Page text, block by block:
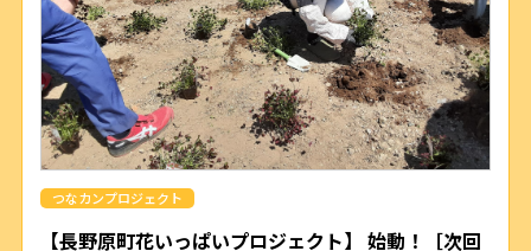
つなカンプロジェクト
【長野原町花いっぱいプロジェクト】 始動！［次回